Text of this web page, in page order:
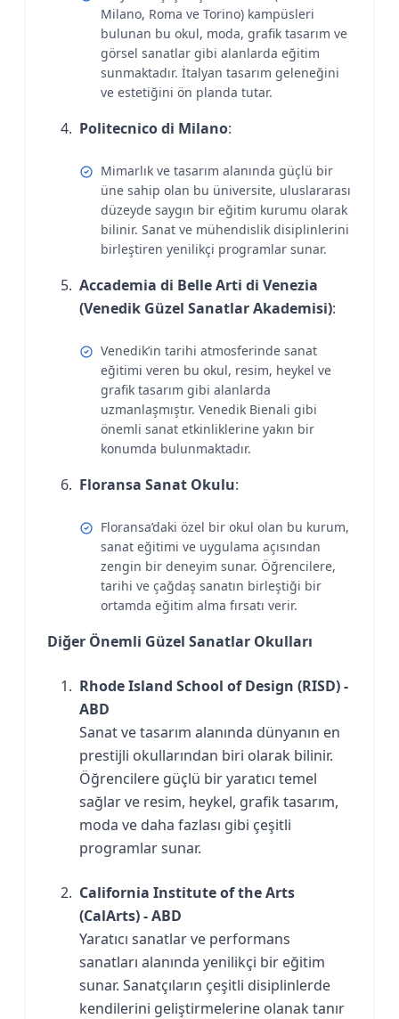
Milano, Roma ve Torino) kampüsleri
bulunan bu okul, moda, grafik tasarım ve
görsel sanatlar gibi alanlarda eğitim
sunmaktadır. İtalyan tasarım geleneğini
ve estetiğini ön planda tutar.
Politecnico di Milano:
Mimarlık ve tasarım alanında güçlü bir
üne sahip olan bu üniversite, uluslararası
düzeyde saygın bir eğitim kurumu olarak
bilinir. Sanat ve mühendislik disiplinlerini
birleştiren yenilikçi programlar sunar.
Accademia di Belle Arti di Venezia
(Venedik Güzel Sanatlar Akademisi):
Venedik’in tarihi atmosferinde sanat
eğitimi veren bu okul, resim, heykel ve
grafik tasarım gibi alanlarda
uzmanlaşmıştır. Venedik Bienali gibi
önemli sanat etkinliklerine yakın bir
konumda bulunmaktadır.
Floransa Sanat Okulu:
Floransa’daki özel bir okul olan bu kurum,
sanat eğitimi ve uygulama açısından
zengin bir deneyim sunar. Öğrencilere,
tarihi ve çağdaş sanatın birleştiği bir
ortamda eğitim alma fırsatı verir.
Diğer Önemli Güzel Sanatlar Okulları
Rhode Island School of Design (RISD) -
ABD
Sanat ve tasarım alanında dünyanın en
prestijli okullarından biri olarak bilinir.
Öğrencilere güçlü bir yaratıcı temel
sağlar ve resim, heykel, grafik tasarım,
moda ve daha fazlası gibi çeşitli
programlar sunar.
California Institute of the Arts
(CalArts) - ABD
Yaratıcı sanatlar ve performans
sanatları alanında yenilikçi bir eğitim
sunar. Sanatçıların çeşitli disiplinlerde
kendilerini geliştirmelerine olanak tanır